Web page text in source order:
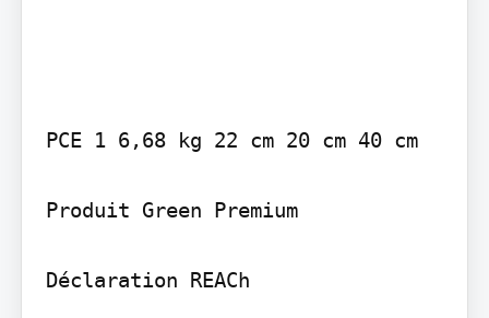
PCE 1 6,68 kg 22 cm 20 cm 40 cm
Produit Green Premium
Déclaration REACh